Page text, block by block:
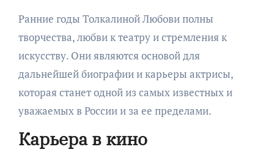
Ранние годы Толкалиной Любови полны
творчества, любви к театру и стремления к
искусству. Они являются основой для
дальнейшей биографии и карьеры актрисы,
которая станет одной из самых известных и
уважаемых в России и за ее пределами.
Карьера в кино